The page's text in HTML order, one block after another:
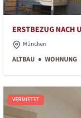
ERSTBEZUG NACH
CHICKEM ALTBAU IM
München
ALTBAU WOHNUNG
VERMIETET